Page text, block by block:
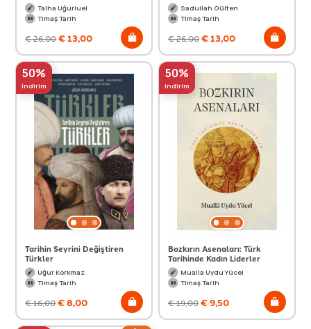
Talha Uğurluel
Timaş Tarih
€26,00€13,00
Sadullah Gülten
Timaş Tarih
€26,00€13,00
50%
indirim
Tarihin Seyrini Değiştiren
Türkler
Uğur Korkmaz
Timaş Tarih
€16,00€8,00
50%
indirim
Bozkırın Asenaları: Türk
Tarihinde Kadın Liderler
Mualla Uydu Yücel
Timaş Tarih
€19,00€9,50